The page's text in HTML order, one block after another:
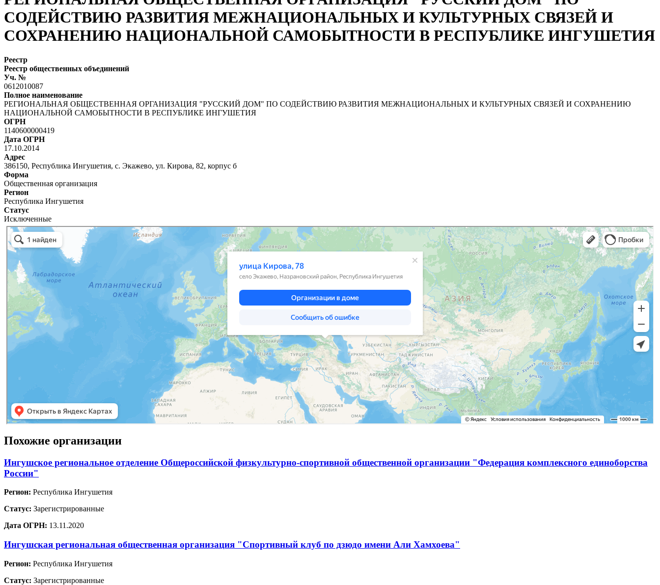
СОДЕЙСТВИЮ РАЗВИТИЯ МЕЖНАЦИОНАЛЬНЫХ И КУЛЬТУРНЫХ СВЯЗЕЙ И
СОХРАНЕНИЮ НАЦИОНАЛЬНОЙ САМОБЫТНОСТИ В РЕСПУБЛИКЕ ИНГУШЕТИЯ
Реестр
Реестр общественных объединений
Уч. №
0612010087
Полное наименование
РЕГИОНАЛЬНАЯ ОБЩЕСТВЕННАЯ ОРГАНИЗАЦИЯ "РУССКИЙ ДОМ" ПО СОДЕЙСТВИЮ РАЗВИТИЯ МЕЖНАЦИОНАЛЬНЫХ И КУЛЬТУРНЫХ СВЯЗЕЙ И СОХРАНЕНИЮ
НАЦИОНАЛЬНОЙ САМОБЫТНОСТИ В РЕСПУБЛИКЕ ИНГУШЕТИЯ
ОГРН
1140600000419
Дата ОГРН
17.10.2014
Адрес
386150, Республика Ингушетия, с. Экажево, ул. Кирова, 82, корпус б
Форма
Общественная организация
Регион
Республика Ингушетия
Статус
Исключенные
Похожие организации
Ингушское региональное отделение Общероссийской физкультурно-спортивной общественной организации "Федерация комплексного единоборства
России"
Регион: Республика Ингушетия
Статус: Зарегистрированные
Дата ОГРН: 13.11.2020
Ингушская региональная общественная организация "Спортивный клуб по дзюдо имени Али Хамхоева"
Регион: Республика Ингушетия
Статус: Зарегистрированные